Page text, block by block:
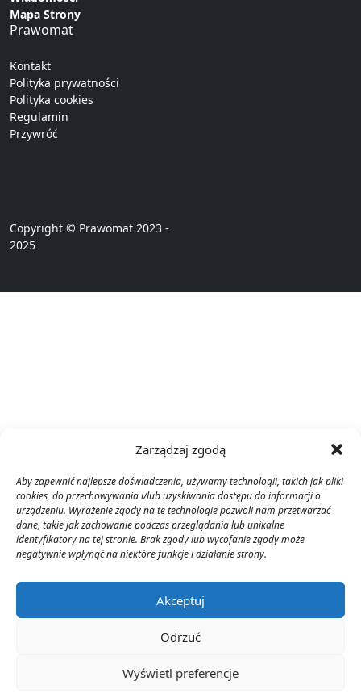
Zarządzaj zgodą
Aby zapewnić najlepsze doświadczenia, używamy technologii, takich jak pliki
cookies, do przechowywania i/lub uzyskiwania dostępu do informacji o
urządzeniu. Wyrażenie zgody na te technologie pozwoli nam przetwarzać
dane, takie jak zachowanie podczas przeglądania lub unikalne
identyfikatory na tej stronie. Brak zgody lub wycofanie zgody może
negatywnie wpłynąć na niektóre funkcje i działanie strony.
Akceptuj
Odrzuć
Wyświetl preferencje
Mapa Strony
Prawomat
Kontakt
Polityka prywatności
Polityka cookies
Regulamin
Przywróć
Copyright © Prawomat 2023 -
2025